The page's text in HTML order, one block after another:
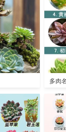
多肉